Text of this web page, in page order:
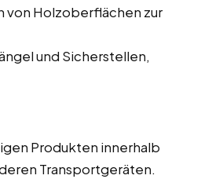
von Holzoberflächen zur
und Sicherstellen,
Produkten innerhalb
Transportgeräten.